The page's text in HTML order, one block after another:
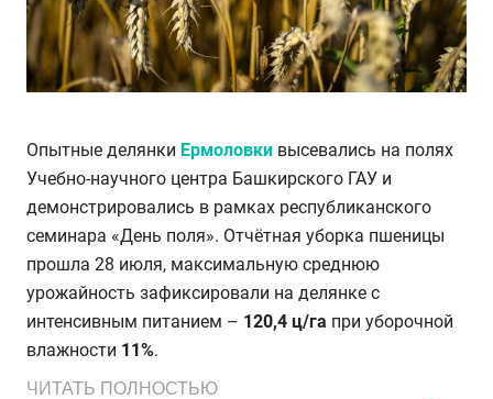
Опытные делянки Ермоловки высевались на полях
Учебно-научного центра Башкирского ГАУ и
демонстрировались в рамках республиканского
семинара «День поля». Отчётная уборка пшеницы
прошла 28 июля, максимальную среднюю
урожайность зафиксировали на делянке с
интенсивным питанием – 120,4 ц/га при уборочной
влажности 11%.
ЧИТАТЬ ПОЛНОСТЬЮ